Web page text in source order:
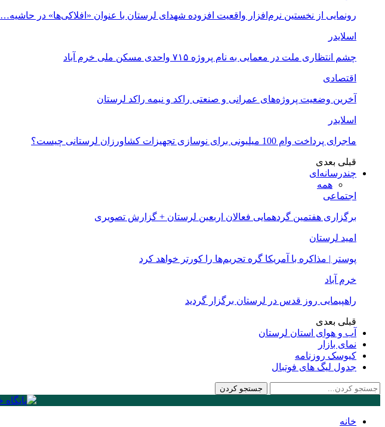
رونمایی از نخستین نرم‌افزار واقعیت افزوده شهدای لرستان با عنوان «افلاکی‌ها» در حاشیه…
اسلایدر
چشم انتظاری ملت در معمایی به نام پروژه ۷۱۵ واحدی مسکن ملی خرم آباد
اقتصادی
آخرین وضعیت پروژه‌های عمرانی و صنعتی راکد و نیمه راکد لرستان
اسلایدر
ماجرای پرداخت وام 100 میلیونی برای نوسازی تجهیزات کشاورزان لرستانی چیست؟
قبلی بعدی
چندرسانه‌ای
همه
اجتماعی
برگزاری هفتمین گردهمایی فعالان اربعین لرستان + گزارش تصویری
امید لرستان
پوستر | مذاکره با آمریکا گره تحریم‌ها را کورتر خواهد کرد
خرم آباد
راهپیمایی روز قدس در لرستان برگزار گردید
قبلی بعدی
آب و هوای استان لرستان
نمای بازار
کیوسک روزنامه
جدول لیگ های فوتبال
خانه